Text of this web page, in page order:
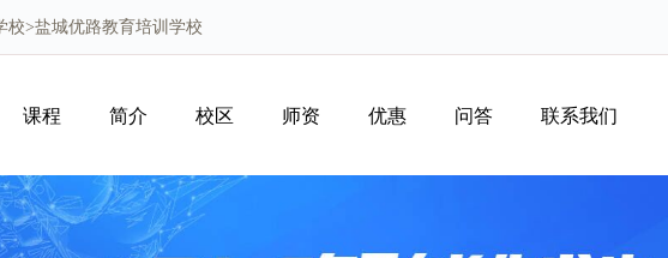
校>盐城优路教育培训学校
课程 简介 校区 师资 优惠 问答 联系我们